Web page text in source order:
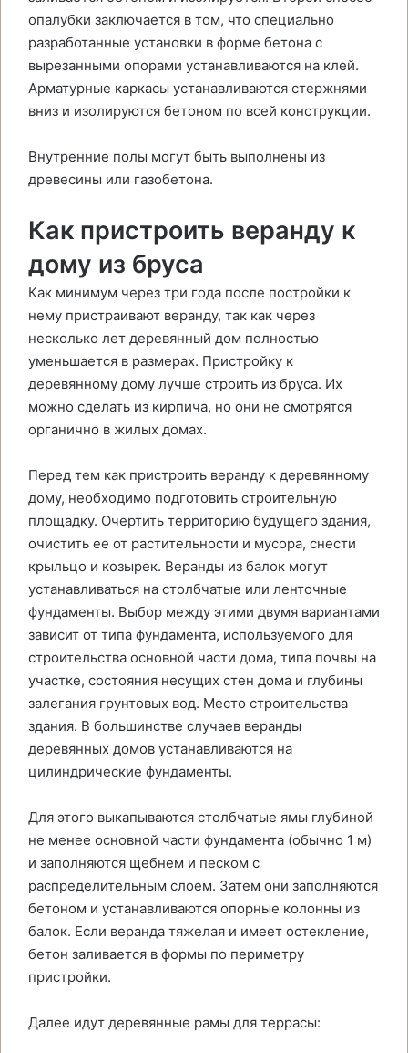
опалубки заключается в том, что специально
разработанные установки в форме бетона с
вырезанными опорами устанавливаются на клей.
Арматурные каркасы устанавливаются стержнями
вниз и изолируются бетоном по всей конструкции.
Внутренние полы могут быть выполнены из
древесины или газобетона.
Как пристроить веранду к
дому из бруса
Как минимум через три года после постройки к
нему пристраивают веранду, так как через
несколько лет деревянный дом полностью
уменьшается в размерах. Пристройку к
деревянному дому лучше строить из бруса. Их
можно сделать из кирпича, но они не смотрятся
органично в жилых домах.
Перед тем как пристроить веранду к деревянному
дому, необходимо подготовить строительную
площадку. Очертить территорию будущего здания,
очистить ее от растительности и мусора, снести
крыльцо и козырек. Веранды из балок могут
устанавливаться на столбчатые или ленточные
фундаменты. Выбор между этими двумя вариантами
зависит от типа фундамента, используемого для
строительства основной части дома, типа почвы на
участке, состояния несущих стен дома и глубины
залегания грунтовых вод. Место строительства
здания. В большинстве случаев веранды
деревянных домов устанавливаются на
цилиндрические фундаменты.
Для этого выкапываются столбчатые ямы глубиной
не менее основной части фундамента (обычно 1 м)
и заполняются щебнем и песком с
распределительным слоем. Затем они заполняются
бетоном и устанавливаются опорные колонны из
балок. Если веранда тяжелая и имеет остекление,
бетон заливается в формы по периметру
пристройки.
Далее идут деревянные рамы для террасы: